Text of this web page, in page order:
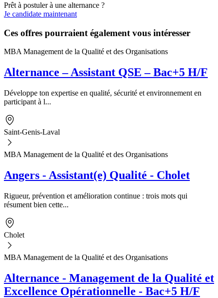
Prêt à postuler à une alternance ?
Je candidate maintenant
Ces offres pourraient également vous intéresser
MBA Management de la Qualité et des Organisations
Alternance – Assistant QSE – Bac+5 H/F
Développe ton expertise en qualité, sécurité et environnement en
participant à l...
Saint-Genis-Laval
MBA Management de la Qualité et des Organisations
Angers - Assistant(e) Qualité - Cholet
Rigueur, prévention et amélioration continue : trois mots qui
résument bien cette...
Cholet
MBA Management de la Qualité et des Organisations
Alternance - Management de la Qualité et
Excellence Opérationnelle - Bac+5 H/F